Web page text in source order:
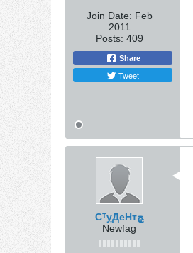
Join Date: Feb
2011
Posts: 409
Share
Tweet
СᵀỵДеНтﭿ
Newfag